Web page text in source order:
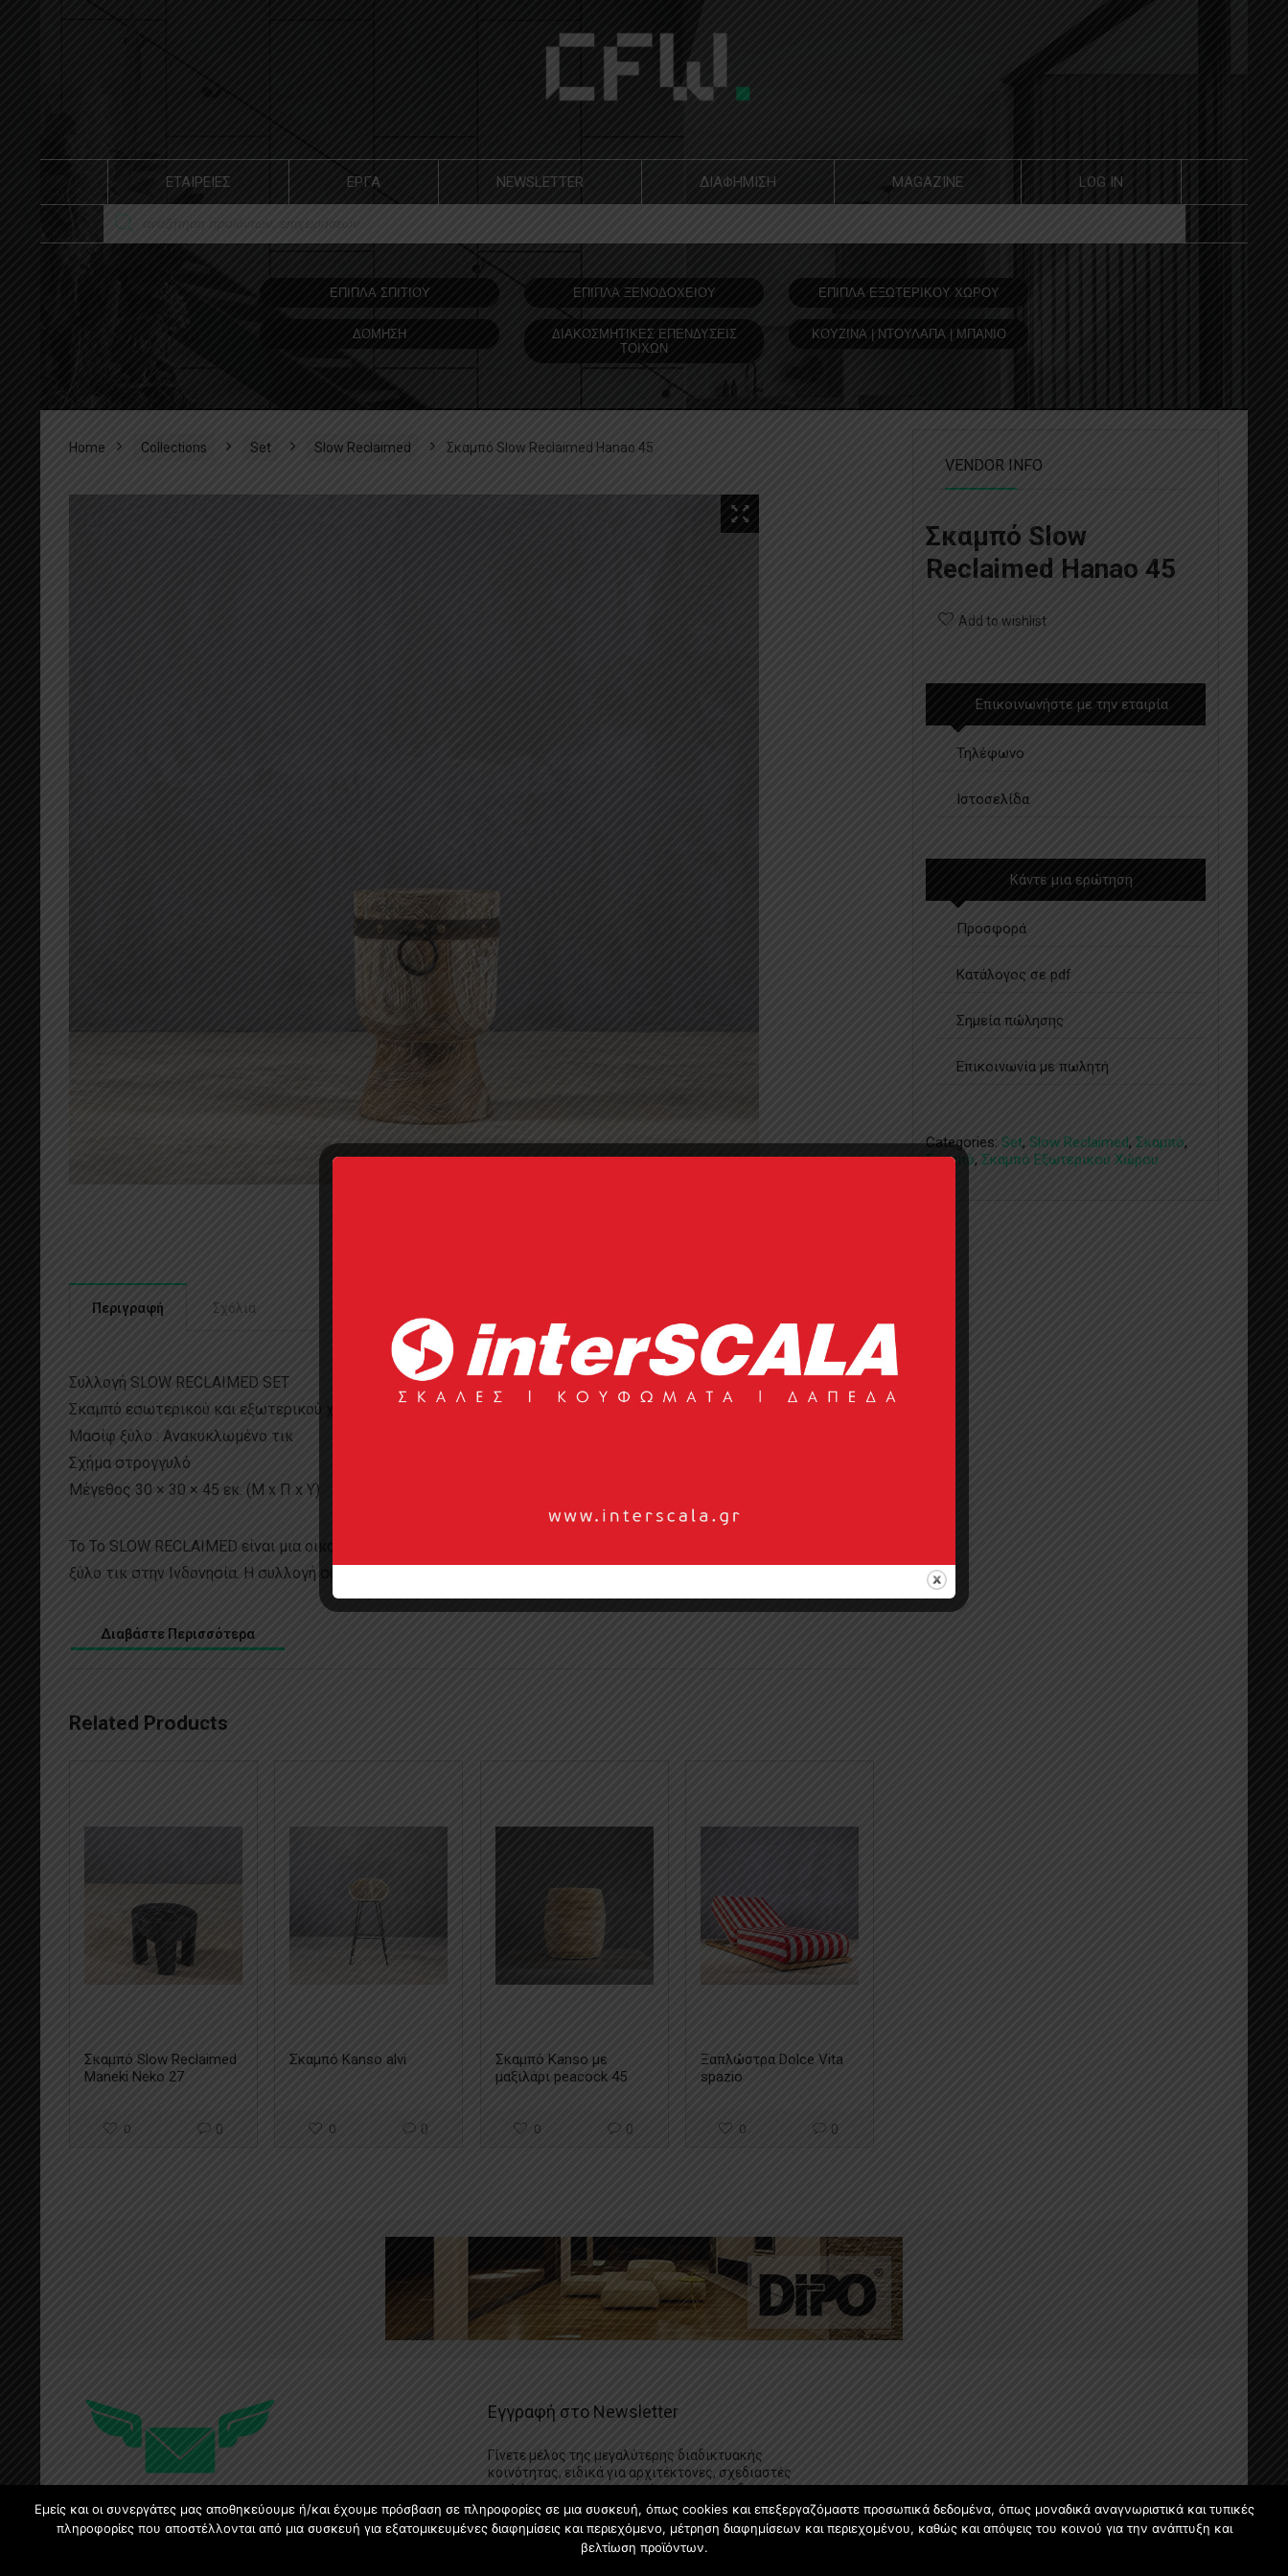
ΕΤΑΙΡΕΙΕΣ ΕΡΓΑ NEWSLETTER ΔΙΑΦΗΜΙΣΗ MAGAZINE LOG IN
ΕΠΙΠΛΑ ΣΠΙΤΙΟΥ ΕΠΙΠΛΑ ΞΕΝΟΔOΧΕΙΟΥ ΕΠΙΠΛΑ ΕΞΩΤΕΡΙΚΟΥ ΧΩΡΟΥ
ΔΟΜΗΣΗ
ΔΙΑΚΟΣΜΗΤΙΚΕΣ ΕΠΕΝΔΥΣΕΙΣ
ΤΟΙΧΩΝ
ΚΟΥΖΙΝΑ | ΝΤΟΥΛΑΠΑ | ΜΠΑΝΙΟ
Home Collections Set Slow Reclaimed Σκαμπό Slow Reclaimed Hanao 45
Περιγραφή Σχόλια
Συλλογή SLOW RECLAIMED SET
Σκαμπό εσωτερικού και εξωτερικού χώρου
Μασίφ ξύλο : Ανακυκλωμένο τικ
Σχήμα στρογγυλό
Μέγεθος 30 × 30 × 45 εκ. (Μ x Π x Υ)
Το Το SLOW RECLAIMED είναι μια οικογένεια επίπλων, σε μεγάλο βαθμό, χειροποίητα από ευγενή ανακυκλωμένο
ξύλο τικ στην Ινδονησία. Η συλλογή συμπληρώνεται περαιτέρω από επιλεγμένα αξεσουάρ κατασ ...
Διαβάστε Περισσότερα
Related Products
Σκαμπό Slow Reclaimed
Maneki Neko 27
0 0
Σκαμπό Kanso alvi
0 0
Σκαμπό Kanso με
μαξιλάρι peacock 45
0 0
Ξαπλώστρα Dolce Vita
spazio
0 0
VENDOR INFO
Σκαμπό Slow
Reclaimed Hanao 45
Add to wishlist
Επικοινωνήστε με την εταιρία
Τηλέφωνο
Ιστοσελίδα
Κάντε μια ερώτηση
Προσφορά
Κατάλογος σε pdf
Σημεία πώλησης
Επικοινωνία με πωλητή
Categories: Set, Slow Reclaimed, Σκαμπό,
Σκαμπό, Σκαμπό Εξωτερικού Χώρου
Εγγραφή στο Newsletter
Γίνετε μέλος της μεγαλύτερης διαδικτυακής
κοινότητας, ειδικά για αρχιτέκτονες, σχεδιαστές
και λάτρεις της κατασκευής και του σχεδιασμού
επίπλων.
Εμείς και οι συνεργάτες μας αποθηκεύουμε ή/και έχουμε πρόσβαση σε πληροφορίες σε μια συσκευή, όπως cookies και επεξεργαζόμαστε προσωπικά δεδομένα, όπως μοναδικά αναγνωριστικά και τυπικές
πληροφορίες που αποστέλλονται από μια συσκευή για εξατομικευμένες διαφημίσεις και περιεχόμενο, μέτρηση διαφημίσεων και περιεχομένου, καθώς και απόψεις του κοινού για την ανάπτυξη και
βελτίωση προϊόντων.